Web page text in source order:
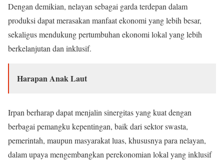
Dengan demikian, nelayan sebagai garda terdepan dalam
produksi dapat merasakan manfaat ekonomi yang lebih besar,
sekaligus mendukung pertumbuhan ekonomi lokal yang lebih
berkelanjutan dan inklusif.
Harapan Anak Laut
Irpan berharap dapat menjalin sinergitas yang kuat dengan
berbagai pemangku kepentingan, baik dari sektor swasta,
pemerintah, maupun masyarakat luas, khususnya para nelayan,
dalam upaya mengembangkan perekonomian lokal yang inklusif